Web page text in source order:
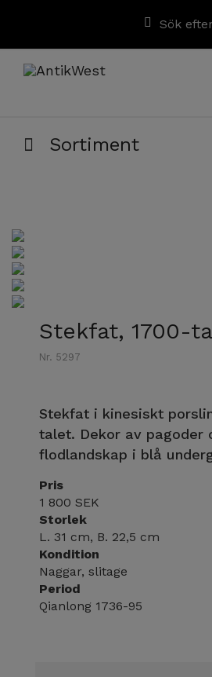
Sortiment
Stekfat, 1700-
Nr. 5297
Stekfat i kinesiskt
talet. Dekor av pagoder
flodlandskap i blå
Pris
1 800 SEK
Storlek
L. 31 cm, B. 22,5 cm
Kondition
Naggar, slitage
Period
Qianlong 1736-95